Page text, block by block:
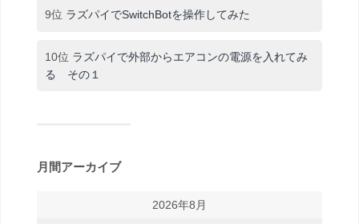
9位 ラズパイでSwitchBotを操作してみた
10位 ラズパイで外部からエアコンの電源を入れてみ
る その１
月間アーカイブ
2026年8月